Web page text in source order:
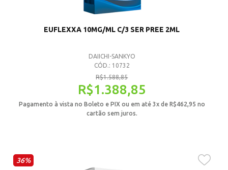
EUFLEXXA 10MG/ML C/3 SER PREE 2ML
DAIICHI-SANKYO
CÓD.: 10732
R$1.588,85
R$1.388,85
Pagamento à vista no Boleto e PIX ou em até 3x de R$462,95 no
cartão sem juros.
36%